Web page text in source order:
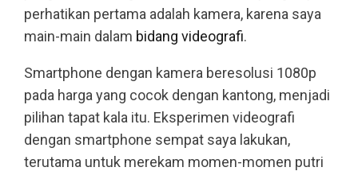
perhatikan pertama adalah kamera, karena saya
main-main dalam bidang videografi.
Smartphone dengan kamera beresolusi 1080p
pada harga yang cocok dengan kantong, menjadi
pilihan tapat kala itu. Eksperimen videografi
dengan smartphone sempat saya lakukan,
terutama untuk merekam momen-momen putri